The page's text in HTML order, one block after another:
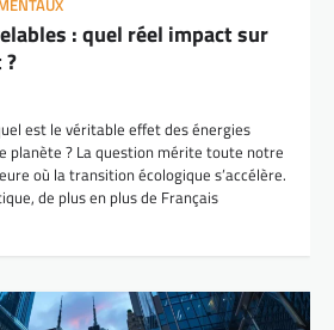
: quel réel impact sur
est le véritable effet des énergies
planète ? La question mérite toute notre
où la transition écologique s’accélère.
de plus en plus de Français